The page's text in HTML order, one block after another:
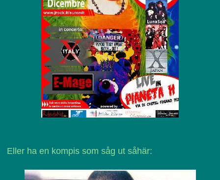
Eller ha en kompis som såg ut såhär: